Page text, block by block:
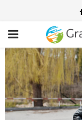
PRIMARY
MENU